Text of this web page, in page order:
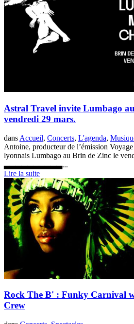
Astral Travel invite Lumbago
vendredi 29 mars.
dans Accueil, Concerts, L'agenda,
Antoine, producteur de l’émission
lyonnais Lumbago au Brin de Zinc le
▃▃▃▃▃▃▃▃▃▃...
Lire la suite
Rock The B' : Funky Carnival
Crew